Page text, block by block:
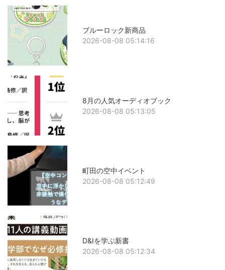
ブルーロック新商品
2026-08-08 05:14:16
8月の人気オーディオブック
2026-08-08 05:13:05
町田の空中イベント
2026-08-08 05:12:49
D&Iを学ぶ新書
2026-08-08 05:12:34